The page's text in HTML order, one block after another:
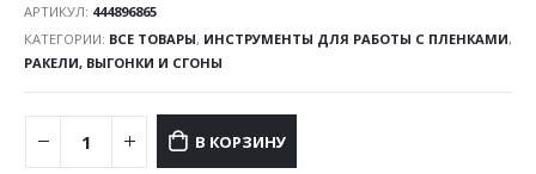
АРТИКУЛ: 444896865
КАТЕГОРИИ: ВСЕ ТОВАРЫ, ИНСТРУМЕНТЫ ДЛЯ РАБОТЫ С ПЛЕНКАМИ,
РАКЕЛИ, ВЫГОНКИ И СГОНЫ
В КОРЗИНУ